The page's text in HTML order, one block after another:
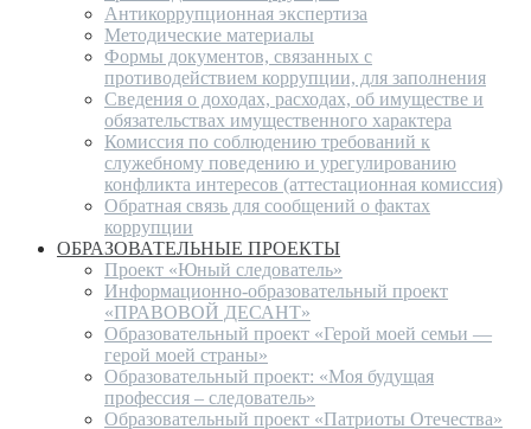
Антикоррупционная экспертиза
Методические материалы
Формы документов, связанных с
противодействием коррупции, для заполнения
Сведения о доходах, расходах, об имуществе и
обязательствах имущественного характера
Комиссия по соблюдению требований к
служебному поведению и урегулированию
конфликта интересов (аттестационная комиссия)
Обратная связь для сообщений о фактах
коррупции
ОБРАЗОВАТЕЛЬНЫЕ ПРОЕКТЫ
Проект «Юный следователь»
Информационно-образовательный проект
«ПРАВОВОЙ ДЕСАНТ»
Образовательный проект «Герой моей семьи —
герой моей страны»
Образовательный проект: «Моя будущая
профессия – следователь»
Образовательный проект «Патриоты Отечества»